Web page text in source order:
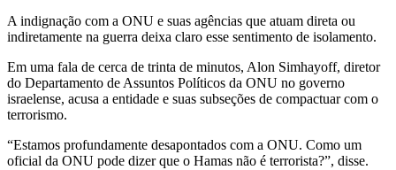
A indignação com a ONU e suas agências que atuam direta ou
indiretamente na guerra deixa claro esse sentimento de isolamento.
Em uma fala de cerca de trinta de minutos, Alon Simhayoff, diretor
do Departamento de Assuntos Políticos da ONU no governo
israelense, acusa a entidade e suas subseções de compactuar com o
terrorismo.
“Estamos profundamente desapontados com a ONU. Como um
oficial da ONU pode dizer que o Hamas não é terrorista?”, disse.